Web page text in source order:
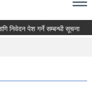
पेश गर्ने सम्बन्धी सूचना